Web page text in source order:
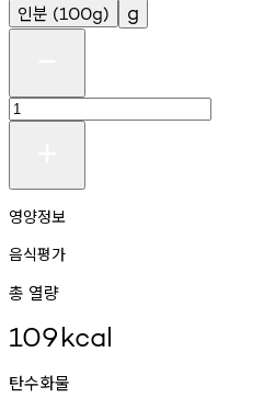
인분 (100g) g
영양정보
음식평가
총 열량
109kcal
탄수화물